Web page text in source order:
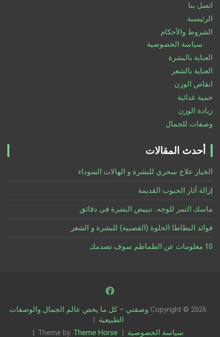
اتصل بنا
الرئيسية
الشروط والأحكام
سياسة الخصوصية
العناية بالبشرة
العناية بالشعر
انقاص الوزن
حمية غدائية
زيادة الوزن
وصفات للجمال
أحدث المقالات
الخيار علاج سحري للبشرة و الهالات السوداء
إزالة آثار الحبوب القديمة
ماسك التمر للوجه.. تبييض البشرة في دقائق
فوائد البطاطا الحلوة (القصبية) للبشرة و الشعر
10 معلومات عن الطماطم سوف تصدمك
Copyright © 2026 وصفتي – كل ما يخص عالم الجمال والوصفات
الطبيعية
سياسة الخصوصية
Theme by: Theme Horse